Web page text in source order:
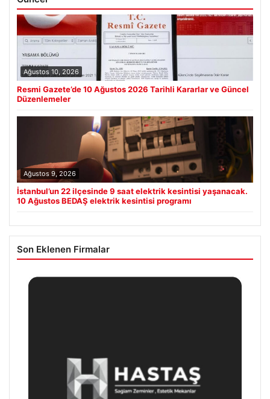
Ağustos 10, 2026
Resmi Gazete’de 10 Ağustos 2026 Tarihli Kararlar ve Güncel
Düzenlemeler
Ağustos 9, 2026
İstanbul’un 22 ilçesinde 9 saat elektrik kesintisi yaşanacak.
10 Ağustos BEDAŞ elektrik kesintisi programı
Son Eklenen Firmalar